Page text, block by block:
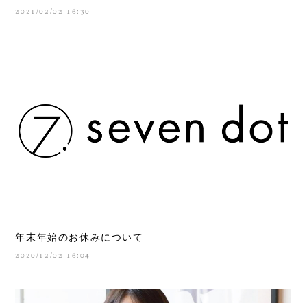
2021/02/02 16:30
年末年始のお休みについて
2020/12/02 16:04